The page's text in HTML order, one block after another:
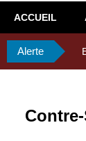
ACCUEIL
Alerte